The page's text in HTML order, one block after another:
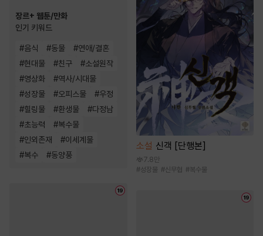
장르+ 웹툰/만화
인기 키워드
#음식 #동물 #연애/결혼
#현대물 #친구 #소설원작
#영상화 #역사/시대물
#성장물 #오피스물 #우정
#힐링물 #환생물 #다정남
#초능력 #복수물
#인외존재 #이세계물
#복수 #동양풍
소설 신객 [단행본]
7.8만
#성장물 #신무협 #복수물